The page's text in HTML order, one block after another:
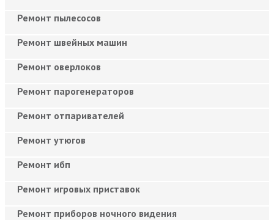
Ремонт пылесосов
Ремонт швейных машин
Ремонт оверлоков
Ремонт парогенераторов
Ремонт отпаривателей
Ремонт утюгов
Ремонт ибп
Ремонт игровых приставок
Ремонт приборов ночного видения